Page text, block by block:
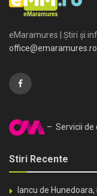
eMaramures | Știri și
office@emaramures.ro
– Servicii de
Stiri Recente
Iancu de